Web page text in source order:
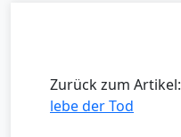
Zurück zum Artikel:
lebe der Tod